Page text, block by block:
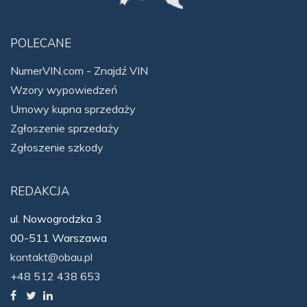
POLECANE
NumerVIN.com - Znajdź VIN
Wzory wypowiedzeń
Umowy kupna sprzedaży
Zgłoszenie sprzedaży
Zgłoszenie szkody
REDAKCJA
ul. Nowogrodzka 3
00-511 Warszawa
kontakt@obau.pl
+48 512 438 653